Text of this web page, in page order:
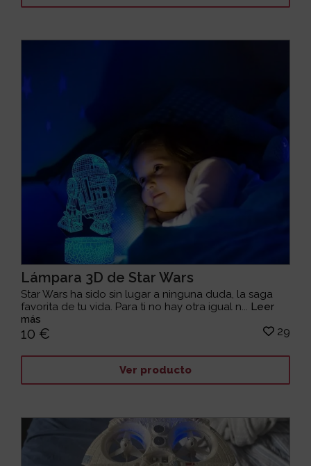
Lámpara 3D de Star Wars
Star Wars ha sido sin lugar a ninguna duda, la saga
favorita de tu vida. Para ti no hay otra igual n... Leer
más
10 € 29
Ver producto